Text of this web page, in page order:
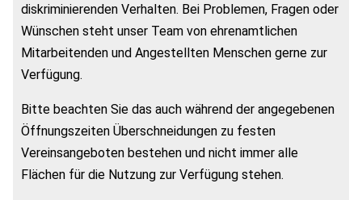
diskriminierenden Verhalten. Bei Problemen, Fragen oder
Wünschen steht unser Team von ehrenamtlichen
Mitarbeitenden und Angestellten Menschen gerne zur
Verfügung.
Bitte beachten Sie das auch während der angegebenen
Öffnungszeiten Überschneidungen zu festen
Vereinsangeboten bestehen und nicht immer alle
Flächen für die Nutzung zur Verfügung stehen.